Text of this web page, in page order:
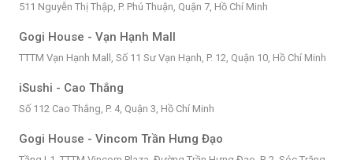
511 Nguyễn Thị Thập, P. Phú Thuận, Quận 7, Hồ Chí Minh
Gogi House - Vạn Hạnh Mall
TTTM Vạn Hạnh Mall, Số 11 Sư Vạn Hạnh, P. 12, Quận 10, Hồ Chí Minh
iSushi - Cao Thắng
Số 112 Cao Thắng, P. 4, Quận 3, Hồ Chí Minh
Gogi House - Vincom Trần Hưng Đạo